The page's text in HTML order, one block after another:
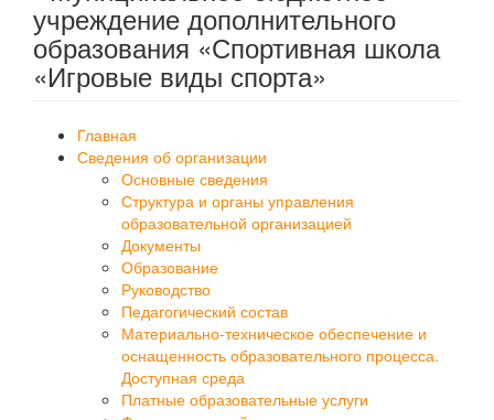
учреждение дополнительного
образования «Спортивная школа
«Игровые виды спорта»
Главная
Сведения об организации
Основные сведения
Структура и органы управления
образовательной организацией
Документы
Образование
Руководство
Педагогический состав
Материально-техническое обеспечение и
оснащенность образовательного процесса.
Доступная среда
Платные образовательные услуги